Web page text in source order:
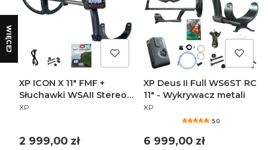
WIĘCEJ
XP ICON X 11" FMF +
Słuchawki WSAII Stereo -
Wykrywacz metali
PRODUCENT
XP
Cena
2 999,00 zł
XP Deus II Full WS6ST RC
11" - Wykrywacz metali
PRODUCENT
XP
5.0
Cena
6 999,00 zł